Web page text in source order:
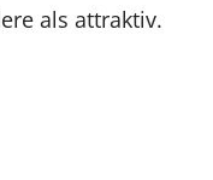
als attraktiv.